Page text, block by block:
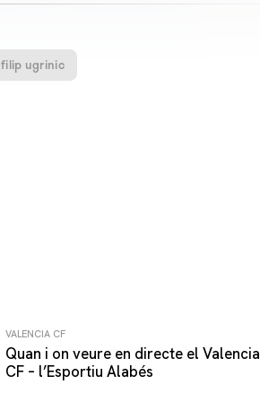
filip ugrinic
VALENCIA CF
Quan i on veure en directe el Valencia
CF – l’Esportiu Alabés